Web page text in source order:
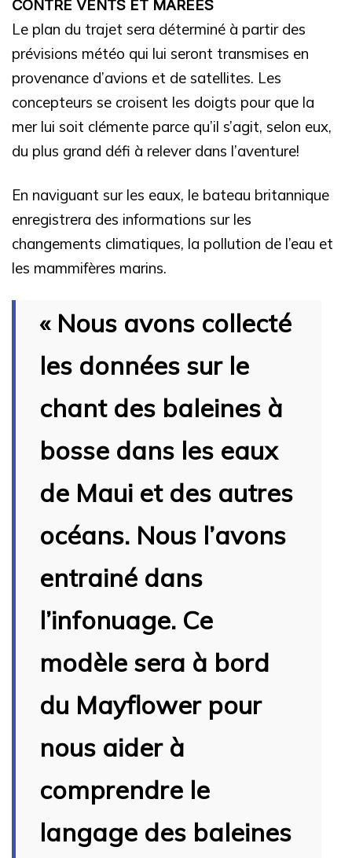
CONTRE VENTS ET MARÉES
Le plan du trajet sera déterminé à partir des
prévisions météo qui lui seront transmises en
provenance d’avions et de satellites. Les
concepteurs se croisent les doigts pour que la
mer lui soit clémente parce qu’il s’agit, selon eux,
du plus grand défi à relever dans l’aventure!
En naviguant sur les eaux, le bateau britannique
enregistrera des informations sur les
changements climatiques, la pollution de l’eau et
les mammifères marins.
« Nous avons collecté
les données sur le
chant des baleines à
bosse dans les eaux
de Maui et des autres
océans. Nous l’avons
entrainé dans
l’infonuage. Ce
modèle sera à bord
du Mayflower pour
nous aider à
comprendre le
langage des baleines